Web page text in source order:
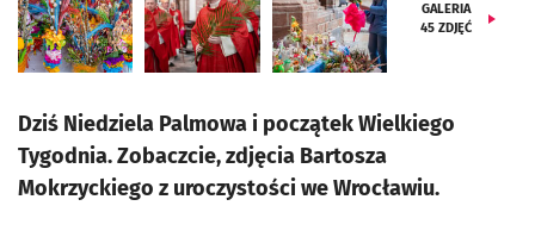
GALERIA
45 ZDJĘĆ
Dziś Niedziela Palmowa i początek Wielkiego
Tygodnia. Zobaczcie, zdjęcia Bartosza
Mokrzyckiego z uroczystości we Wrocławiu.